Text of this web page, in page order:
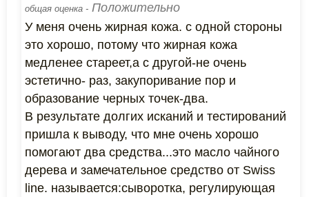
общая оценка - Положительно
У меня очень жирная кожа. с одной стороны
это хорошо, потому что жирная кожа
медленее стареет,а с другой-не очень
эстетично- раз, закупоривание пор и
образование черных точек-два.
В результате долгих исканий и тестирований
пришла к выводу, что мне очень хорошо
помогают два средства...это масло чайного
дерева и замечательное средство от Swiss
line. называется:сыворотка, регулирующая